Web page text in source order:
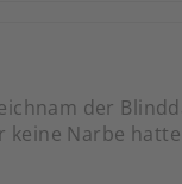
der
keine Narbe